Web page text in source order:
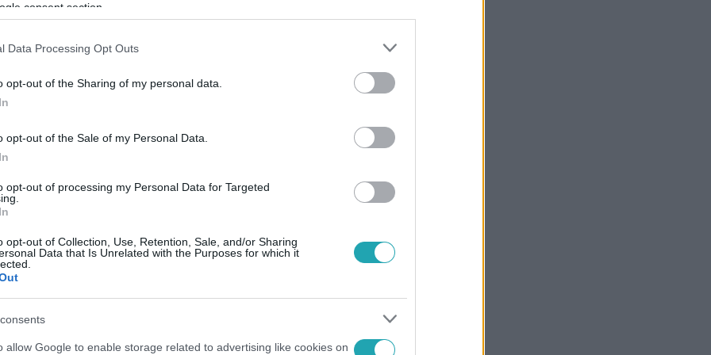
consent section.
Data Processing Opt Outs
opt-out of the Sharing of my personal data.
opt-out of the Sale of my Personal Data.
opt-out of processing my Personal Data for Targeted
opt-out of Collection, Use, Retention, Sale, and/or Sharing
Data that Is Unrelated with the Purposes for which it
allow Google to enable storage related to advertising like cookies on
fodros szirmok, az íriszek az egyik
Rendkívül változatos fajtákról
léteznek, a modern
fodros szirmú, kétszínű és
azonban, hogy teljes pompájukban
szükségük.